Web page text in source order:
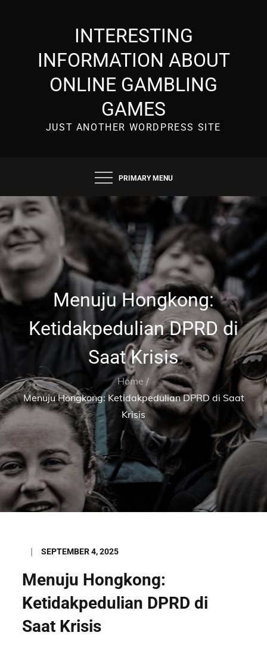
INTERESTING
INFORMATION ABOUT
ONLINE GAMBLING
GAMES
JUST ANOTHER WORDPRESS SITE
PRIMARY MENU
Menuju Hongkong:
Ketidakpedulian DPRD di
Saat Krisis
Home
Menuju Hongkong: Ketidakpedulian DPRD di Saat
Krisis
Posted
SEPTEMBER 4, 2025
Menuju Hongkong:
Ketidakpedulian DPRD di
Saat Krisis